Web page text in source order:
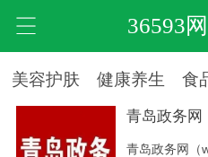
36593
美容护肤 健康养生 食
青岛政务网
青岛政务网（